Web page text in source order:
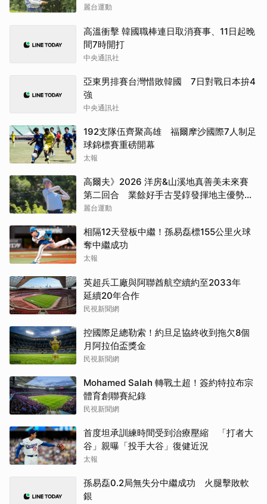
麗台運動
高溫衝擊 韓國職棒連日取消賽事、11日起晚
間7時開打
中央通訊社
亞東男排賽台灣惜敗韓國 7日對戰日本拚4
強
中央通訊社
192支隊伍齊聚高雄 福爾摩沙國際7人制足
球錦標賽重磅開幕
太報
高爾夫》2026 洋房&山溪地真善美未來賽
第二回合 業餘好手古旻錞發揮地主優勢
139桿搶下首位
麗台運動
相隔12天登板中繼！孫易磊標155公里火球
奪中繼成功
太報
英超兵工廠與阿聯酋航空續約至2033年
延續20年合作
民視新聞網
控國際足總勒索！約旦足協終收到拖欠8個
月阿拉伯盃獎金
民視新聞網
Mohamed Salah 轉戰土超！簽約特拉布宗
體育創聯賽紀錄
民視新聞網
首度坦承訓練時間受到治療壓縮 「打者大
谷」親曝「投手大谷」復健近況
太報
孫易磊0.2局無失分中繼成功 火腿擊敗軟
銀